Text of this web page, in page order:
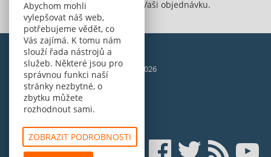
Abychom mohli
vylepšovat náš web,
potřebujeme vědět, co
Vás zajímá. K tomu nám
slouží řada nástrojů a
služeb. Některé jsou pro
správnou funkci naší
stránky nezbytné, o
zbytku můžete
rozhodnout sami.
ZOBRAZIT PODROBNOSTI
Spolehlivě vyřídíme Vaši objednávku.
© Amenit Software Solutions, 1998 - 2026
Powered bynopCommerce